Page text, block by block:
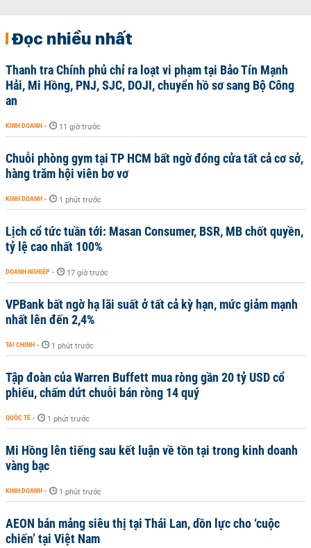
Đọc nhiều nhất
Thanh tra Chính phủ chỉ ra loạt vi phạm tại Bảo Tín Mạnh
Hải, Mi Hồng, PNJ, SJC, DOJI, chuyển hồ sơ sang Bộ Công
an
KINH DOANH - 11 giờ trước
Chuỗi phòng gym tại TP HCM bất ngờ đóng cửa tất cả cơ sở,
hàng trăm hội viên bơ vơ
KINH DOANH - 1 phút trước
Lịch cổ tức tuần tới: Masan Consumer, BSR, MB chốt quyền,
tỷ lệ cao nhất 100%
DOANH NGHIỆP - 17 giờ trước
VPBank bất ngờ hạ lãi suất ở tất cả kỳ hạn, mức giảm mạnh
nhất lên đến 2,4%
TÀI CHÍNH - 1 phút trước
Tập đoàn của Warren Buffett mua ròng gần 20 tỷ USD cổ
phiếu, chấm dứt chuỗi bán ròng 14 quý
QUỐC TẾ - 1 phút trước
Mi Hồng lên tiếng sau kết luận về tồn tại trong kinh doanh
vàng bạc
KINH DOANH - 1 phút trước
AEON bán mảng siêu thị tại Thái Lan, dồn lực cho ‘cuộc
chiến’ tại Việt Nam